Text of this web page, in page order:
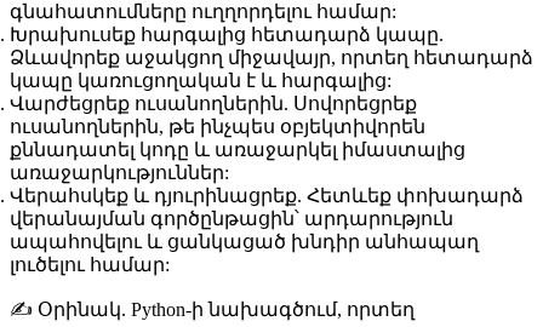
գնահատումները ուղղորդելու համար:
Խրախուսեք հարգալից հետադարձ կապը.
Ձևավորեք աջակցող միջավայր, որտեղ հետադարձ
կապը կառուցողական է և հարգալից:
Վարժեցրեք ուսանողներին. Սովորեցրեք
ուսանողներին, թե ինչպես օբյեկտիվորեն
քննադատել կոդը և առաջարկել իմաստալից
առաջարկություններ:
Վերահսկեք և դյուրինացրեք. Հետևեք փոխադարձ
վերանայման գործընթացին՝ արդարություն
ապահովելու և ցանկացած խնդիր անհապաղ
լուծելու համար:
✍️ Օրինակ. Python-ի նախագծում, որտեղ